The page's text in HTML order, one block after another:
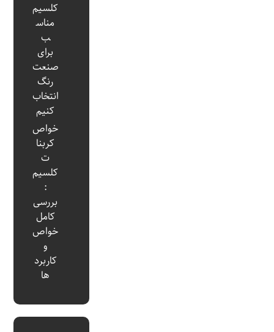
کلسیم
مناس
ب
برای
صنعت
رنگ
انتخاب
کنیم
خواص
کربنا
ت
کلسیم
:
بررسی
کامل
خواص
و
کاربرد
ها